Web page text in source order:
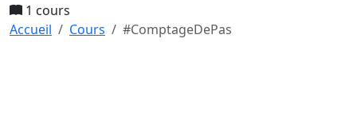
1 cours
Accueil
Cours #ComptageDePas